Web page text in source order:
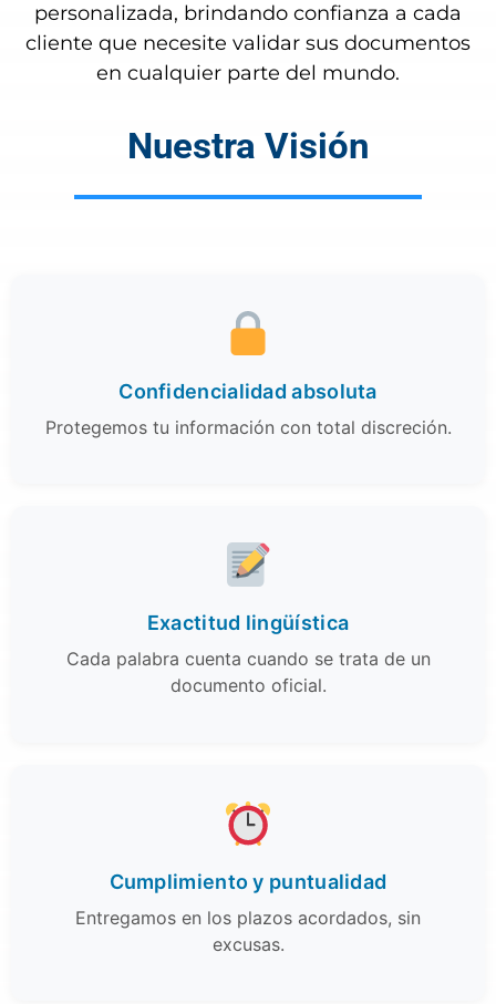
personalizada, brindando confianza a cada
cliente que necesite validar sus documentos
en cualquier parte del mundo.
Nuestra Visión
Confidencialidad absoluta
Protegemos tu información con total discreción.
Exactitud lingüística
Cada palabra cuenta cuando se trata de un
documento oficial.
Cumplimiento y puntualidad
Entregamos en los plazos acordados, sin
excusas.